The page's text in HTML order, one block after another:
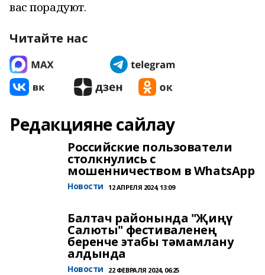
вас порадуют.
Читайте нас
Редакцияне сайлау
Российские пользователи
столкнулись с
мошенничеством в WhatsApp
Новости 12 АПРЕЛЯ 2024, 13:09
Балтач районында "Җиңү
Салюты" фестиваленең
беренче этабы тәмамлану
алдында
Новости 22 ФЕВРАЛЯ 2024, 06:25